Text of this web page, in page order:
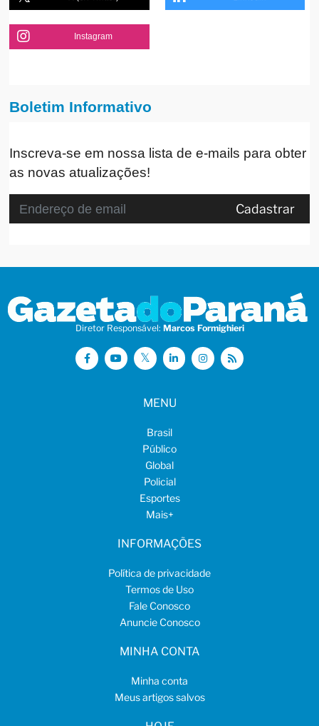
Instagram
Boletim Informativo
Inscreva-se em nossa lista de e-mails para obter
as novas atualizações!
Cadastrar
Diretor Responsável: Marcos Formighieri
MENU
Brasil
Público
Global
Policial
Esportes
Mais+
INFORMAÇÕES
Política de privacidade
Termos de Uso
Fale Conosco
Anuncie Conosco
MINHA CONTA
Minha conta
Meus artigos salvos